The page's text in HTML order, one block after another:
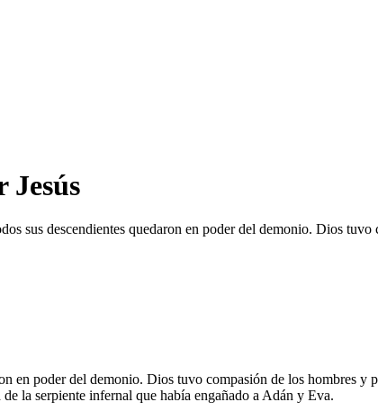
Jesús
sus descendientes quedaron en poder del demonio. Dios tuvo
en poder del demonio. Dios tuvo compasión de los hombres
la serpiente infernal que había engañado a Adán y Eva.